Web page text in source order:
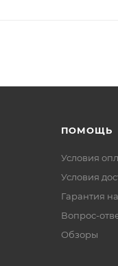
ПОМОЩЬ
Условия
Условия
Гарантия
Вопрос-
Обзоры